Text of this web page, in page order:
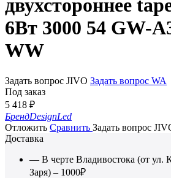
двухстороннее
6Вт 3000 54 GW-
WW
Задать вопрос JIVO Задать вопрос WA
Под заказ
5 418 ₽
БрендDesignLed
Отложить Сравнить Задать вопрос
Доставка
— В черте Владивостока (от ул.
Заря) – 1000₽